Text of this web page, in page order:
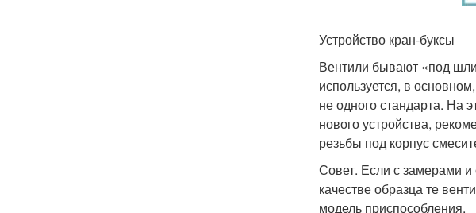
Устройство кран-буксы
Вентили бывают «под
используется, в
не одного стандарта. На
нового устройства,
резьбы под корпус
Совет. Если с замерами и
качестве образца те
модель приспособления.